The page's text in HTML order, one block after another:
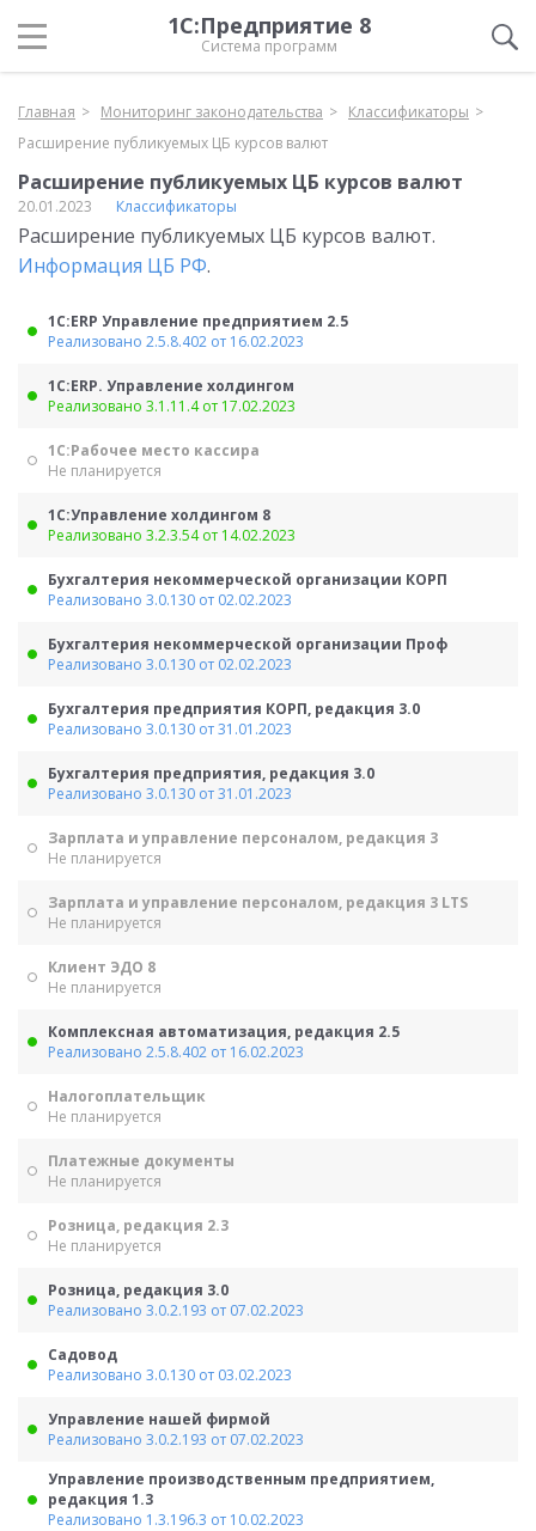
1С:Предприятие 8
Система программ
Главная Мониторинг законодательства
Классификаторы
Расширение публикуемых ЦБ курсов валют
Расширение публикуемых ЦБ курсов валют
20.01.2023 Классификаторы
Расширение публикуемых ЦБ курсов валют.
Информация ЦБ РФ.
1С:ERP Управление предприятием 2.5
Реализовано 2.5.8.402 от 16.02.2023
1С:ERP. Управление холдингом
Реализовано 3.1.11.4 от 17.02.2023
1С:Рабочее место кассира
Не планируется
1С:Управление холдингом 8
Реализовано 3.2.3.54 от 14.02.2023
Бухгалтерия некоммерческой организации КОРП
Реализовано 3.0.130 от 02.02.2023
Бухгалтерия некоммерческой организации Проф
Реализовано 3.0.130 от 02.02.2023
Бухгалтерия предприятия КОРП, редакция 3.0
Реализовано 3.0.130 от 31.01.2023
Бухгалтерия предприятия, редакция 3.0
Реализовано 3.0.130 от 31.01.2023
Зарплата и управление персоналом, редакция 3
Не планируется
Зарплата и управление персоналом, редакция 3 LTS
Не планируется
Клиент ЭДО 8
Не планируется
Комплексная автоматизация, редакция 2.5
Реализовано 2.5.8.402 от 16.02.2023
Налогоплательщик
Не планируется
Платежные документы
Не планируется
Розница, редакция 2.3
Не планируется
Розница, редакция 3.0
Реализовано 3.0.2.193 от 07.02.2023
Садовод
Реализовано 3.0.130 от 03.02.2023
Управление нашей фирмой
Реализовано 3.0.2.193 от 07.02.2023
Управление производственным предприятием,
редакция 1.3
Реализовано 1.3.196.3 от 10.02.2023